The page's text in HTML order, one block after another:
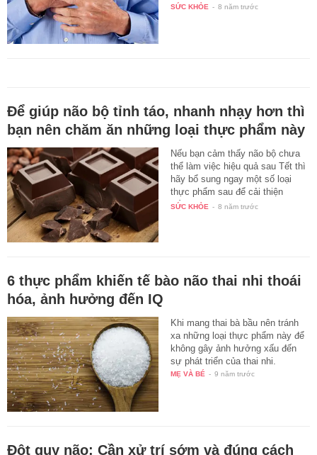
SỨC KHỎE - 8 năm trước
Để giúp não bộ tỉnh táo, nhanh nhạy hơn thì
bạn nên chăm ăn những loại thực phẩm này
Nếu bạn cảm thấy não bộ chưa
thể làm việc hiệu quả sau Tết thì
hãy bổ sung ngay một số loại
thực phẩm sau để cải thiện
vấn…
SỨC KHỎE - 8 năm trước
6 thực phẩm khiến tế bào não thai nhi thoái
hóa, ảnh hưởng đến IQ
Khi mang thai bà bầu nên tránh
xa những loại thực phẩm này để
không gây ảnh hưởng xấu đến
sự phát triển của thai nhi.
MẸ VÀ BÉ - 9 năm trước
Đột quỵ não: Cần xử trí sớm và đúng cách